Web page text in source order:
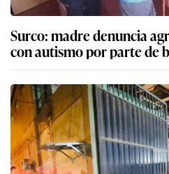
Surco: madre denuncia
con autismo por parte de